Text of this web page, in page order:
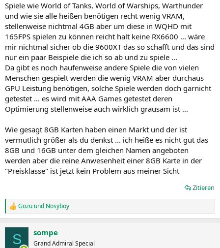
Spiele wie World of Tanks, World of Warships, Warthunder
und wie sie alle heißen benötigen recht wenig VRAM,
stellenweise nichtmal 4GB aber um diese in WQHD mit
165FPS spielen zu können reicht halt keine RX6600 ... wäre
mir nichtmal sicher ob die 9600XT das so schafft und das sind
nur ein paar Beispiele die ich so ab und zu spiele ...
Da gibt es noch haufenweise andere Spiele die von vielen
Menschen gespielt werden die wenig VRAM aber durchaus
GPU Leistung benötigen, solche Spiele werden doch garnicht
getestet ... es wird mit AAA Games getestet deren
Optimierung stellenweise auch wirklich grausam ist ...
Wie gesagt 8GB Karten haben einen Markt und der ist
vermutlich größer als du denkst ... ich heiße es nicht gut das
8GB und 16GB unter dem gleichen Namen angeboten
werden aber die reine Anwesenheit einer 8GB Karte in der
"Preisklasse" ist jetzt kein Problem aus meiner Sicht
Zitieren
R
e
Gozu und Nosyboy
S sompe
Grand Admiral Special